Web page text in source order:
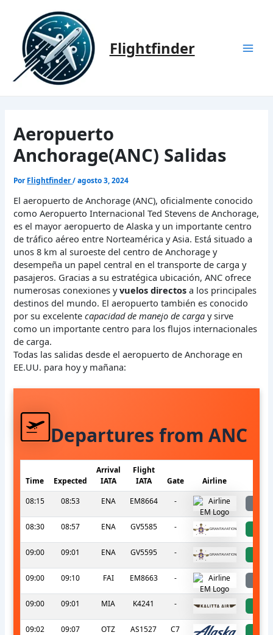
contenido
Flightfinder
Aeropuerto
Anchorage(ANC) Salidas
Por Flightfinder/agosto 3, 2024
El aeropuerto de Anchorage (ANC), oficialmente conocido
como Aeropuerto Internacional Ted Stevens de Anchorage,
es el mayor aeropuerto de Alaska y un importante centro
de tráfico aéreo entre Norteamérica y Asia. Está situado a
unos 8 km al suroeste del centro de Anchorage y
desempeña un papel central en el transporte de carga y
pasajeros. Gracias a su estratégica ubicación, ANC ofrece
numerosas conexiones yvuelos directos a los principales
destinos del mundo. El aeropuerto también es conocido
por su excelentecapacidad de manejo de carga y sirve
como un importante centro para los flujos internacionales
de carga.
Todas las salidas desde el aeropuerto de Anchorage en
EE.UU. para hoy y mañana:
Departures from ANC
Time Expected
Arrival
IATA
Flight
IATA
Gate Airline
08:15
08:53 ENA EM8664 -
08:30 08:57 ENA GV5585 -
09:00 09:01 ENA GV5595 -
09:00 09:10 FAI EM8663 -
09:00 09:01 MIA K4241 -
09:02 09:07 OTZ AS1527 C7